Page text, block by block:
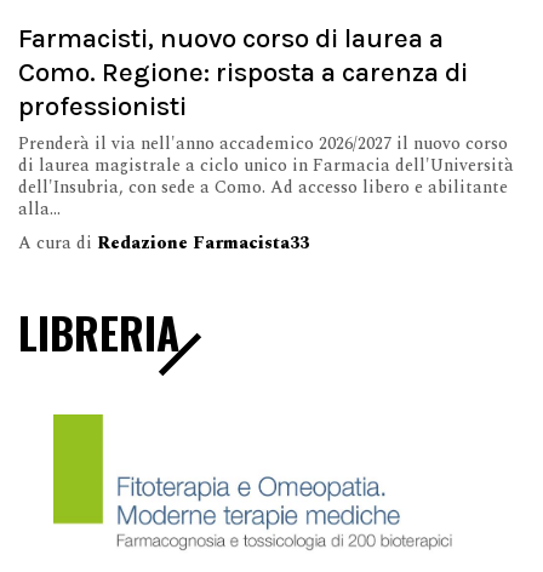
Farmacisti, nuovo corso di laurea a
Como. Regione: risposta a carenza di
professionisti
Prenderà il via nell'anno accademico 2026/2027 il nuovo corso
di laurea magistrale a ciclo unico in Farmacia dell'Università
dell'Insubria, con sede a Como. Ad accesso libero e abilitante
alla...
A cura di Redazione Farmacista33
LIBRERIA